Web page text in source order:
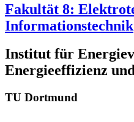
Fakultät 8:
Informationstechnik
Institut für
Energieeffizienz
TU Dortmund